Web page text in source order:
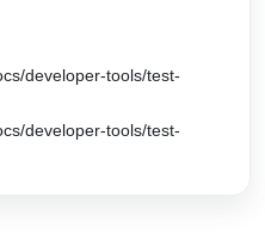
developer-tools/test-
developer-tools/test-